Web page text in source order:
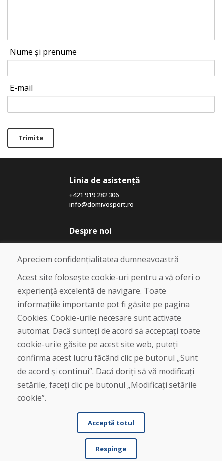
Nume și prenume
E-mail
Trimite
Linia de asistență
+421 919 282 306
info@domivosport.ro
Despre noi
Blog
Despre noi
Magazin
Contact
Cumpărare
Magazin online
Livrare și plată
Plângere
Retur și schimb de mărfuri
Protecția datelor cu caracter personal
Cookies
Apreciem confidențialitatea dumneavoastră
Acest site folosește cookie-uri pentru a vă oferi o
experiență excelentă de navigare. Toate
informațiile importante pot fi găsite pe pagina
Cookies. Cookie-urile necesare sunt activate
automat. Dacă sunteți de acord să acceptați toate
cookie-urile găsite pe acest site web, puteți
confirma acest lucru făcând clic pe butonul „Sunt
de acord și continui”. Dacă doriți să vă modificați
setările, faceți clic pe butonul „Modificați setările
cookie”.
Acceptă totul
Respinge